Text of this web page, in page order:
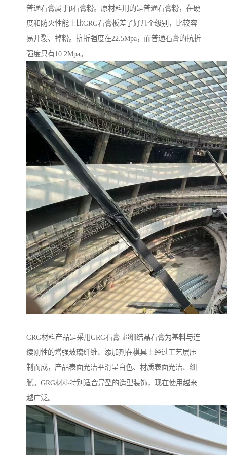
普通石膏属于β石膏粉。原材料用的是普通石膏粉，在硬
度和防火性能上比GRG石膏板差了好几个级别，比较容
易开裂、掉粉。抗折强度在22.5Mpa，而普通石膏的抗折
强度只有10.2Mpa。
GRG材料产品是采用GRG石膏-超细结晶石膏为基料与连
续刚性的增强玻璃纤维、添加剂在模具上经过工艺层压
制而成，产品表面光洁平滑呈白色、材质表面光洁、细
腻。GRG材料特别适合异型的造型装饰，现在使用越来
越广泛。